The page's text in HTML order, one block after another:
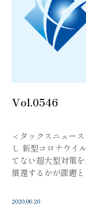
Vol.0546
＜タックスニュ
し 新型コロナウイ
てない超大型対策
償還するかが課題
2020.06.26